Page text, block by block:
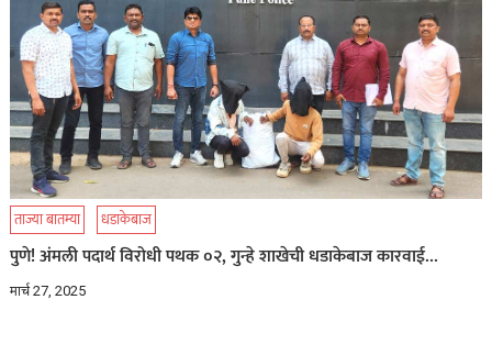
ताज्या बातम्या धडाकेबाज
पुणे! अंमली पदार्थ विरोधी पथक ०२, गुन्हे शाखेची धडाकेबाज कारवाई…
मार्च 27, 2025